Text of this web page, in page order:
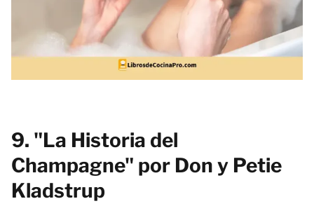
9. "La Historia del
Champagne" por Don y Petie
Kladstrup